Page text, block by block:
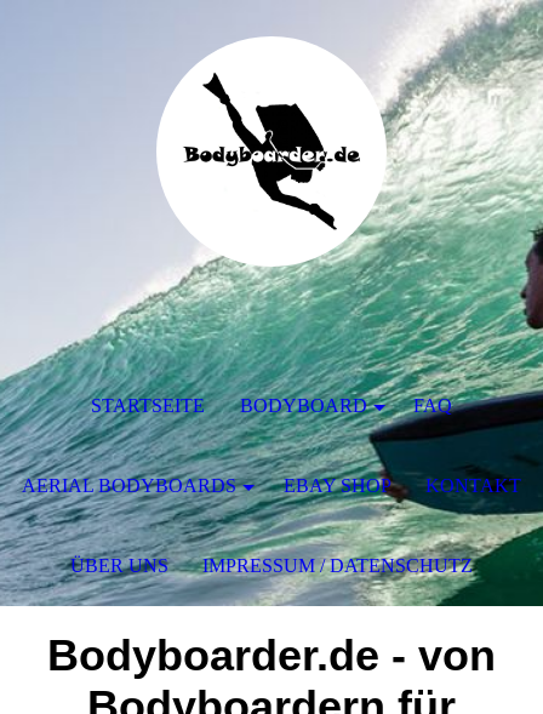
Bodyboarder.de - von
STARTSEITE BODYBOARD FAQ
AERIAL BODYBOARDS EBAY SHOP KONTAKT
ÜBER UNS IMPRESSUM / DATENSCHUTZ